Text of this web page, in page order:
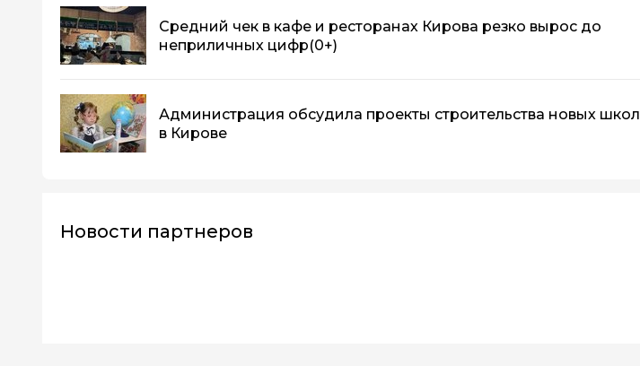
Средний чек в кафе и ресторанах Кирова резко вырос до
неприличных цифр(0+)
Администрация обсудила проекты строительства новых школ
в Кирове
Новости партнеров